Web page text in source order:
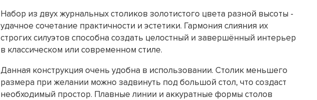
Набор из двух журнальных столиков золотистого цвета разной высоты -
удачное сочетание практичности и эстетики. Гармония слияния их
строгих силуэтов способна создать целостный и завершённый интерьер
в классическом или современном стиле.
Данная конструкция очень удобна в использовании. Столик меньшего
размера при желании можно задвинуть под большой стол, что создаст
необходимый простор. Плавные линии и аккуратные формы столов